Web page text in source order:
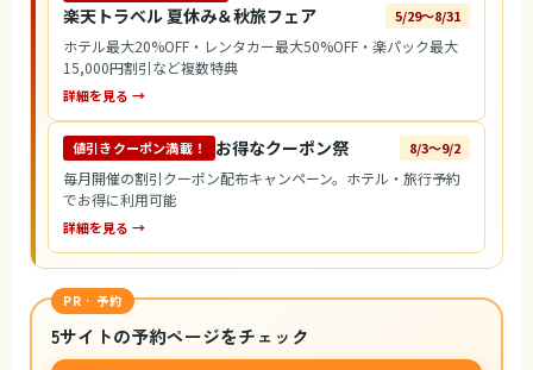
楽天トラベル 夏休み＆秋旅フェア 5/29〜8/31
ホテル最大20%OFF・レンタカー最大50%OFF・楽パック最大
15,000円割引など複数特典
詳細を見る →
値引きクーポン満載！ お得なクーポン祭 8/3〜9/2
毎月開催の割引クーポン配布キャンペーン。ホテル・旅行予約
でお得に利用可能
詳細を見る →
PR · 予約
5サイトの予約ページをチェック